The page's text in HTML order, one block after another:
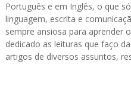
Português e em Inglês, o que
linguagem, escrita e
sempre ansiosa para aprender
dedicado as leituras que faço
artigos de diversos assuntos,